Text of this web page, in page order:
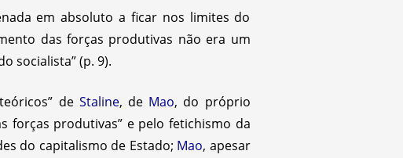
em absoluto a ficar nos limites do
das forças produtivas não era um
socialista” (p. 9).
de Staline, de Mao, do próprio
forças produtivas” e pelo fetichismo da
do capitalismo de Estado; Mao, apesar